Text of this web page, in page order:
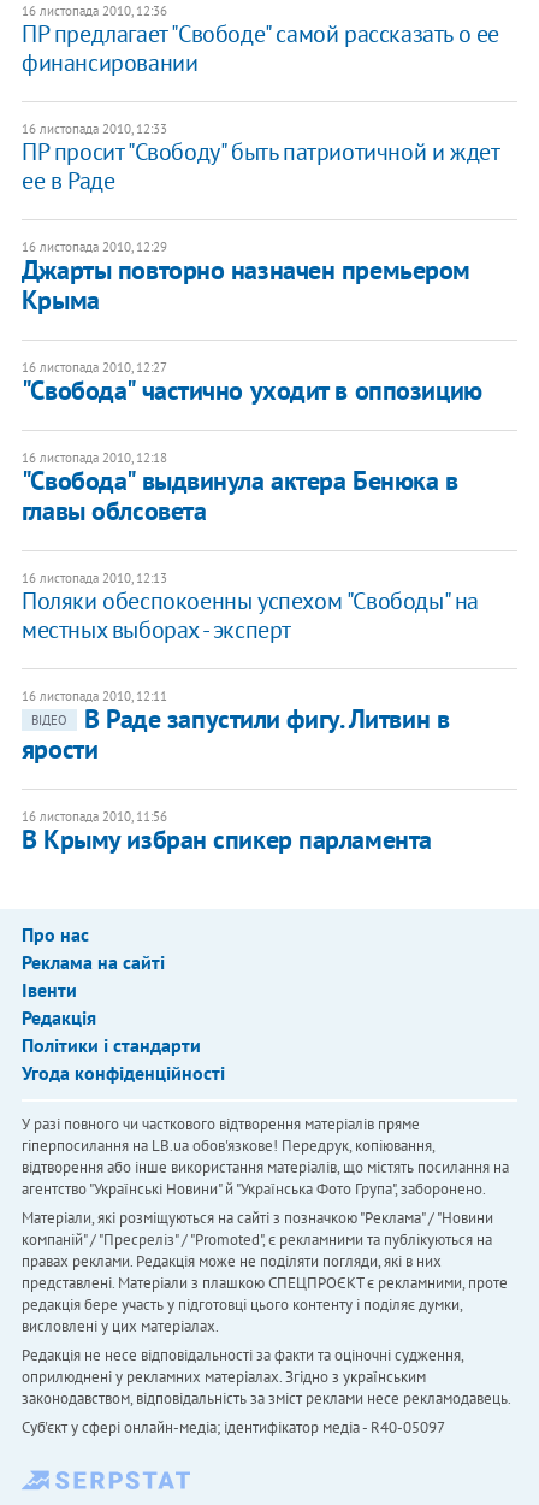
16 листопада 2010, 12:36
​ПР предлагает "Свободе" самой рассказать о ее
финансировании
16 листопада 2010, 12:33
​ПР просит "Свободу" быть патриотичной и ждет
ее в Раде
16 листопада 2010, 12:29
Джарты повторно назначен премьером
Крыма
16 листопада 2010, 12:27
​"Свобода" частично уходит в оппозицию
16 листопада 2010, 12:18
​"Свобода" выдвинула актера Бенюка в
главы облсовета
16 листопада 2010, 12:13
​Поляки обеспокоенны успехом "Свободы" на
местных выборах - эксперт
16 листопада 2010, 12:11
ВІДЕО
В Раде запустили фигу. Литвин в
ярости
16 листопада 2010, 11:56
В Крыму избран спикер парламента
Про нас
Реклама на сайті
Івенти
Редакція
Політики і стандарти
Угода конфіденційності
У разі повного чи часткового відтворення матеріалів пряме
гіперпосилання на LB.ua обов'язкове! Передрук, копіювання,
відтворення або інше використання матеріалів, що містять посилання на
агентство "Українськi Новини" й "Українська Фото Група", заборонено.
Матеріали, які розміщуються на сайті з позначкою "Реклама" / "Новини
компаній" / "Пресреліз" / "Promoted", є рекламними та публікуються на
правах реклами. Редакція може не поділяти погляди, які в них
представлені. Матеріали з плашкою СПЕЦПРОЄКТ є рекламними, проте
редакція бере участь у підготовці цього контенту і поділяє думки,
висловлені у цих матеріалах.
Редакція не несе відповідальності за факти та оціночні судження,
оприлюднені у рекламних матеріалах. Згідно з українським
законодавством, відповідальність за зміст реклами несе рекламодавець.
Cуб'єкт у сфері онлайн-медіа; ідентифікатор медіа - R40-05097